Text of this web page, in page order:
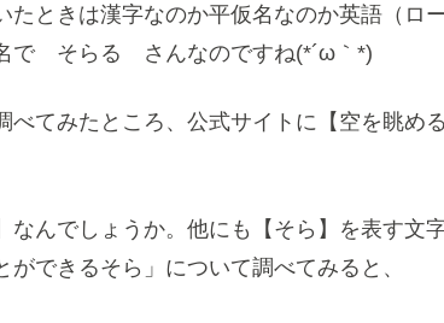
たときは漢字なのか平仮名なのか英語（ロ
で そらる さんなのですね(*´ω｀*)
べてみたところ、公式サイトに【空を眺め
なんでしょうか。他にも【そら】を表す文
できるそら」について調べてみると、